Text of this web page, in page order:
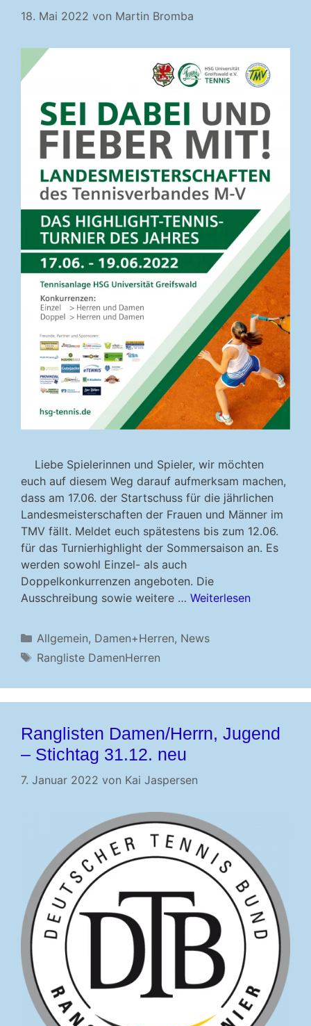
18. Mai 2022 von Martin Bromba
Liebe Spielerinnen und Spieler, wir möchten
euch auf diesem Weg darauf aufmerksam machen,
dass am 17.06. der Startschuss für die jährlichen
Landesmeisterschaften der Frauen und Männer im
TMV fällt. Meldet euch spätestens bis zum 12.06.
für das Turnierhighlight der Sommersaison an. Es
werden sowohl Einzel- als auch
Doppelkonkurrenzen angeboten. Die
Ausschreibung sowie weitere … Weiterlesen
Kategorien
Allgemein, Damen+Herren, News
Schlagwörter
Rangliste DamenHerren
Ranglisten Damen/Herrn, Jugend
– Stichtag 31.12. neu
7. Januar 2022 von Kai Jaspersen